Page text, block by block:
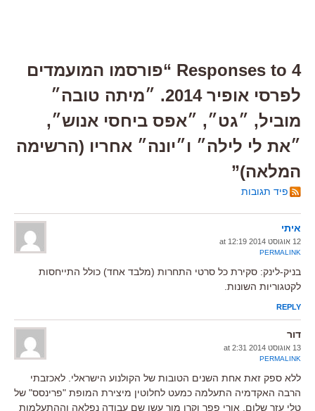
4 Responses to “פורסמו המועמדים
לפרסי אופיר 2014. ״מיתה טובה״
מוביל, ״גט״, ״אפס ביחסי אנוש״,
״את לי לילה״ ו״יונה״ אחריו (הרשימה
המלאה)”
פיד תגובות
איתי
12 אוגוסט 2014 at 12:19
PERMALINK
בניק-לינק: סקירת כל סרטי התחרות (מלבד אחד) כולל התייחסות
לקטגוריות השונות.
REPLY
דור
13 אוגוסט 2014 at 2:31
PERMALINK
ללא ספק זאת אחת השנים הטובות של הקולנוע הישראלי. לאכזבתי
הרבה האקדמיה התעלמה כמעט לחלוטין מיצירת המופת "פרינסס" של
טלי עזר שלום. אורי פפר וקרן מור עשו שם עבודה נפלאה וההתעלמות